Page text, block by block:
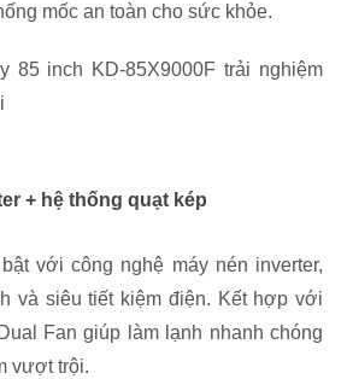
mốc an toàn cho sức khỏe.
+ hệ thống quạt kép
với công nghệ máy nén inverter,
và siêu tiết kiệm điện. Kết hợp với
Fan giúp làm lạnh nhanh chóng
vượt trội.